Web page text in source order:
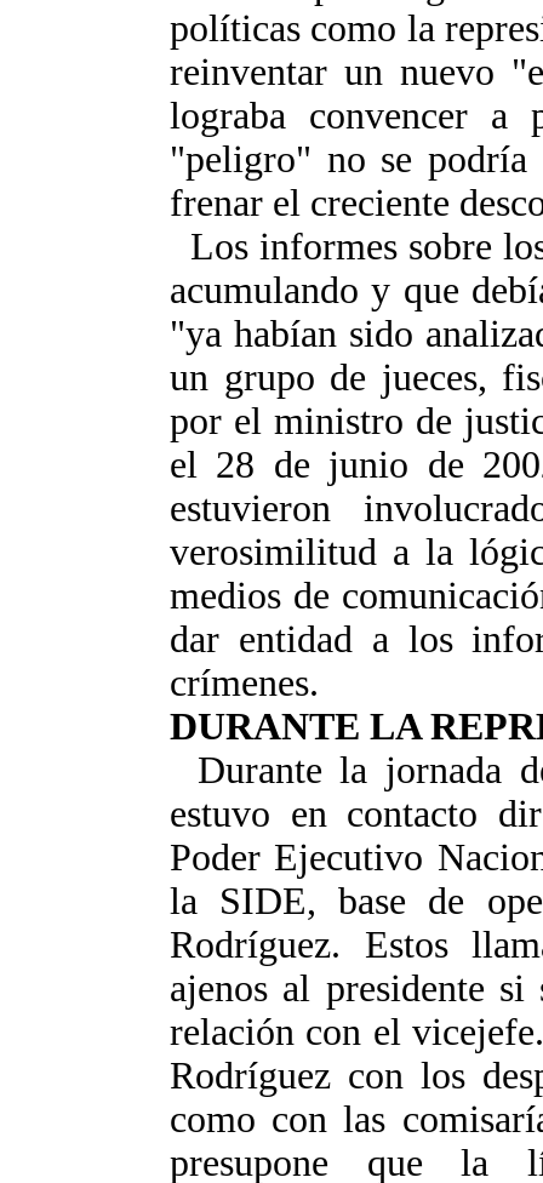
políticas como la
reinventar un nuevo
lograba convencer a
"peligro" no se podría
frenar el creciente
Los informes sobre
acumulando y que
"ya habían sido
un grupo de jueces,
por el ministro de
el 28 de junio de
estuvieron
verosimilitud a la
medios de
dar entidad a los
crímenes.
DURANTE LA
Durante la jornada
estuvo en contacto
Poder Ejecutivo
la SIDE, base de
Rodríguez. Estos
ajenos al presidente si
relación con el
Rodríguez con los
como con las
presupone que la